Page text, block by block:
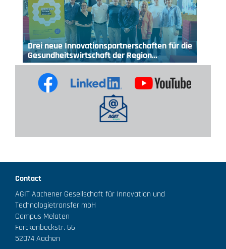
Drei neue Innovationspartnerschaften für die
Gesundheitswirtschaft der Region…
Contact
AGIT Aachener Gesellschaft für Innovation und
Technologietransfer mbH
Campus Melaten
Forckenbeckstr. 66
52074 Aachen